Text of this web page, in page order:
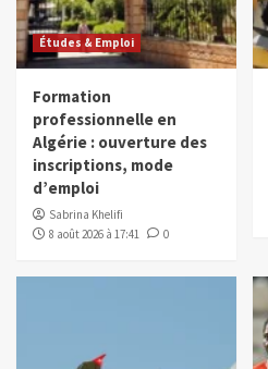
Études & Emploi
Formation
professionnelle en
Algérie : ouverture des
inscriptions, mode
d’emploi
Sabrina Khelifi
8 août 2026 à 17:41
0